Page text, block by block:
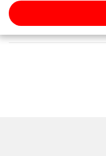
แทนตน เพื่อยกระดับคุณ